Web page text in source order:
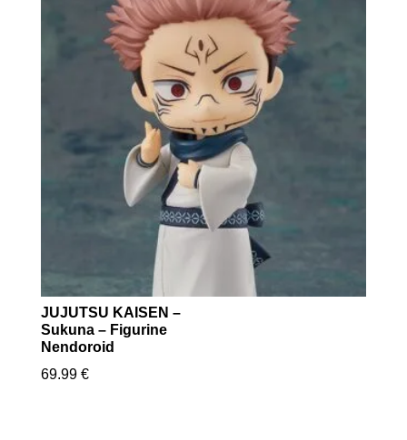
JUJUTSU KAISEN –
Sukuna – Figurine
Nendoroid
69.99 €